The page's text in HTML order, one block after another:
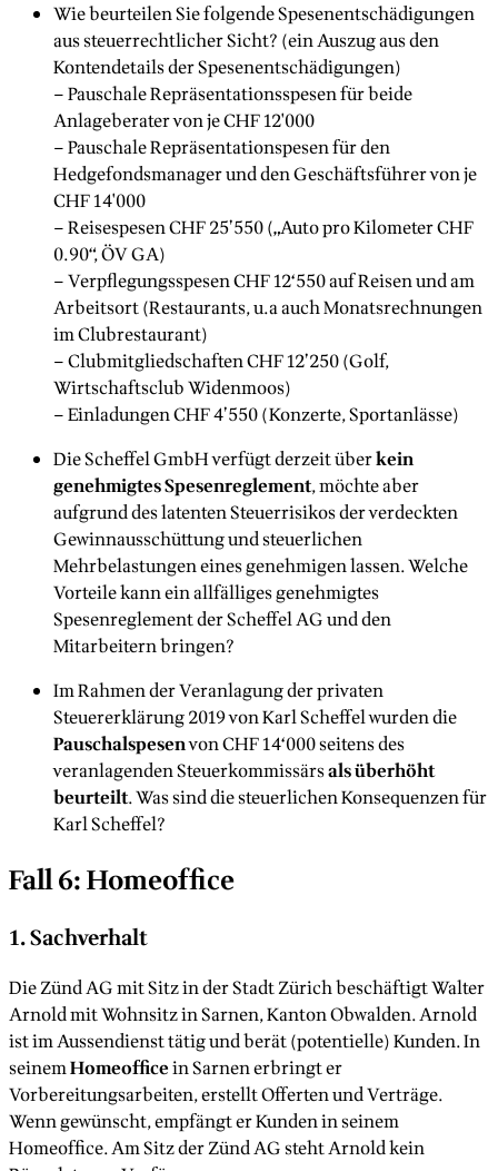
Wie beurteilen Sie folgende Spesenentschädigungen
aus steuerrechtlicher Sicht? (ein Auszug aus den
Kontendetails der Spesenentschädigungen)
− Pauschale Repräsentationsspesen für beide
Anlageberater von je CHF 12'000
− Pauschale Repräsentationspesen für den
Hedgefondsmanager und den Geschäftsführer von je
CHF 14'000
− Reisespesen CHF 25’550 („Auto pro Kilometer CHF
0.90“, ÖV GA)
− Verpflegungsspesen CHF 12‘550 auf Reisen und am
Arbeitsort (Restaurants, u.a auch Monatsrechnungen
im Clubrestaurant)
− Clubmitgliedschaften CHF 12’250 (Golf,
Wirtschaftsclub Widenmoos)
− Einladungen CHF 4’550 (Konzerte, Sportanlässe)
Die Scheffel GmbH verfügt derzeit überkein
genehmigtes Spesenreglement, möchte aber
aufgrund des latenten Steuerrisikos der verdeckten
Gewinnausschüttung und steuerlichen
Mehrbelastungen eines genehmigen lassen. Welche
Vorteile kann ein allfälliges genehmigtes
Spesenreglement der Scheffel AG und den
Mitarbeitern bringen?
Im Rahmen der Veranlagung der privaten
Steuererklärung 2019 von Karl Scheffel wurden die
Pauschalspesenvon CHF 14‘000 seitens des
veranlagenden Steuerkommissärsals überhöht
beurteilt. Was sind die steuerlichen Konsequenzen für
Karl Scheffel?
Fall 6: Homeoffice
1. Sachverhalt
Die Zünd AG mit Sitz in der Stadt Zürich beschäftigt Walter
Arnold mit Wohnsitz in Sarnen, Kanton Obwalden. Arnold
ist im Aussendienst tätig und berät (potentielle) Kunden. In
seinemHomeofficein Sarnen erbringt er
Vorbereitungsarbeiten, erstellt Offerten und Verträge.
Wenn gewünscht, empfängt er Kunden in seinem
Homeoffice. Am Sitz der Zünd AG steht Arnold kein